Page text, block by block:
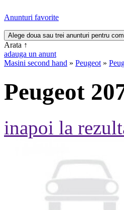
Anunturi favorite
Arata ↑
adauga un anunt
Masini second hand » Peugeot »
Peugeot
inapoi la